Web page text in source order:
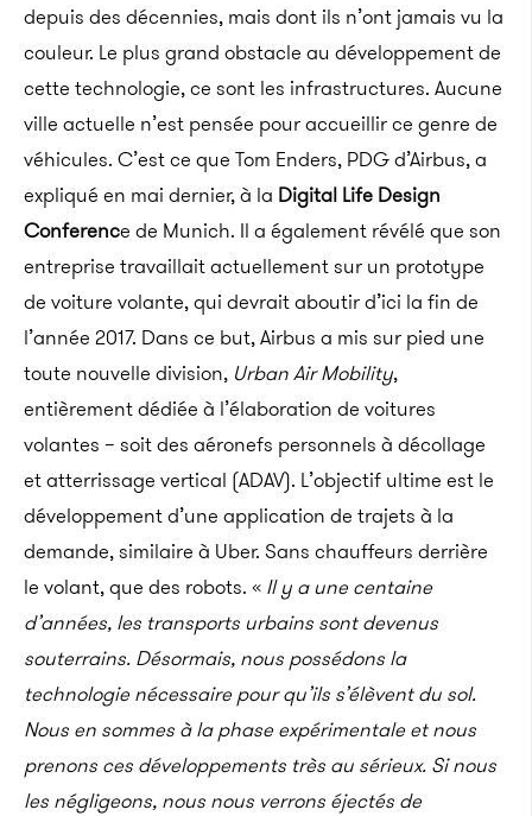
depuis des décennies, mais dont ils n’ont jamais vu la
couleur. Le plus grand obstacle au développement de
cette technologie, ce sont les infrastructures. Aucune
ville actuelle n’est pensée pour accueillir ce genre de
véhicules. C’est ce que Tom Enders, PDG d’Airbus, a
expliqué en mai dernier, à la Digital Life Design
Conference de Munich. Il a également révélé que son
entreprise travaillait actuellement sur un prototype
de voiture volante, qui devrait aboutir d’ici la fin de
l’année 2017. Dans ce but, Airbus a mis sur pied une
toute nouvelle division, Urban Air Mobility,
entièrement dédiée à l’élaboration de voitures
volantes – soit des aéronefs personnels à décollage
et atterrissage vertical (ADAV). L’objectif ultime est le
développement d’une application de trajets à la
demande, similaire à Uber. Sans chauffeurs derrière
le volant, que des robots. « Il y a une centaine
d’années, les transports urbains sont devenus
souterrains. Désormais, nous possédons la
technologie nécessaire pour qu’ils s’élèvent du sol.
Nous en sommes à la phase expérimentale et nous
prenons ces développements très au sérieux. Si nous
les négligeons, nous nous verrons éjectés de